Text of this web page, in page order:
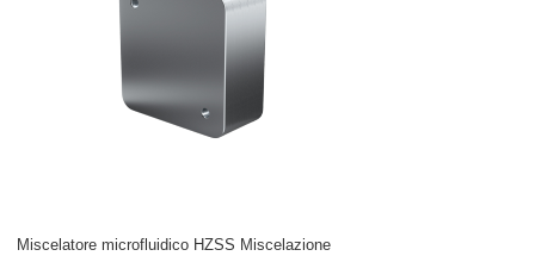
Miscelatore microfluidico HZSS Miscelazione